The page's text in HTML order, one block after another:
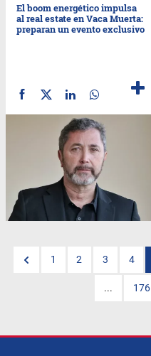
El boom energético impulsa
al real estate en Vaca Muerta:
preparan un evento exclusivo
1 2 3 4
... 176